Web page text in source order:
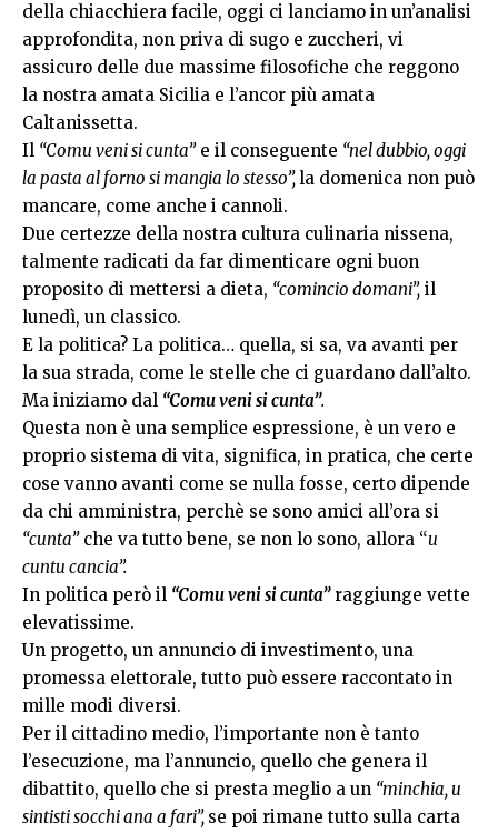
della chiacchiera facile, oggi ci lanciamo in un’analisi
approfondita, non priva di sugo e zuccheri, vi
assicuro delle due massime filosofiche che reggono
la nostra amata Sicilia e l’ancor più amata
Caltanissetta.
Il “Comu veni si cunta”e il conseguente “nel dubbio, oggi
la pasta al forno si mangia lo stesso”,la domenica non può
mancare, come anche i cannoli.
Due certezze della nostra cultura culinaria nissena,
talmente radicati da far dimenticare ogni buon
proposito di mettersi a dieta, “comincio domani”, il
lunedì, un classico.
E la politica? La politica… quella, si sa, va avanti per
la sua strada, come le stelle che ci guardano dall’alto.
Ma iniziamo dal “Comu veni si cunta”.
Questa non è una semplice espressione, è un vero e
proprio sistema di vita, significa, in pratica, che certe
cose vanno avanti come se nulla fosse, certo dipende
da chi amministra, perchè se sono amici all’ora si
“cunta”che va tutto bene, se non lo sono, allora “u
cuntu cancia”.
In politica però il “Comu veni si cunta”raggiunge vette
elevatissime.
Un progetto, un annuncio di investimento, una
promessa elettorale, tutto può essere raccontato in
mille modi diversi.
Per il cittadino medio, l’importante non è tanto
l’esecuzione, ma l’annuncio, quello che genera il
dibattito, quello che si presta meglio a un “minchia, u
sintisti socchi ana a fari”, se poi rimane tutto sulla carta